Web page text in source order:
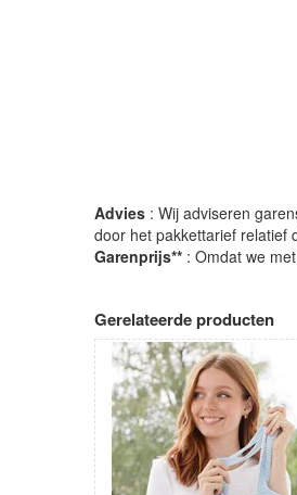
Advies : Wij adviseren
door het pakkettarief relatief
Garenprijs** : Omdat we
Gerelateerde producten